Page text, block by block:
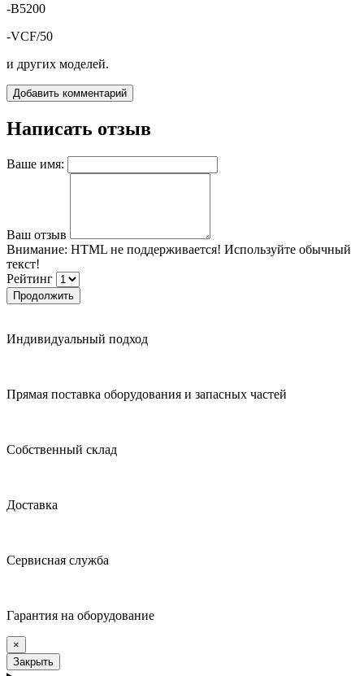
-B5200
-VCF/50
и других моделей.
Добавить комментарий
Написать отзыв
Ваше имя:
Ваш отзыв
Внимание: HTML не поддерживается! Используйте обычный
текст!
Рейтинг
Продолжить
Индивидуальный подход
Прямая поставка оборудования и запасных частей
Собственный склад
Доставка
Сервисная служба
Гарантия на оборудование
×
Закрыть